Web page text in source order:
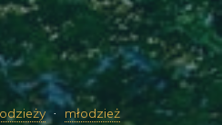
młodzież